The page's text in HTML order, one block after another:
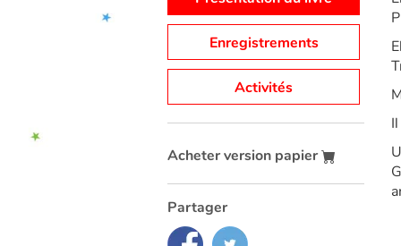
Enregistrements
Activités
Acheter version papier
Partager